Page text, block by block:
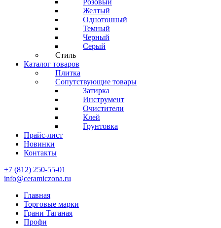
Розовый
Желтый
Однотонный
Темный
Черный
Серый
Стиль
Каталог товаров
Плитка
Сопутствующие товары
Затирка
Инструмент
Очистители
Клей
Грунтовка
Прайс-лист
Новинки
Контакты
+7 (812) 250-55-01
info@ceramiczona.ru
Главная
Торговые марки
Грани Таганая
Профи